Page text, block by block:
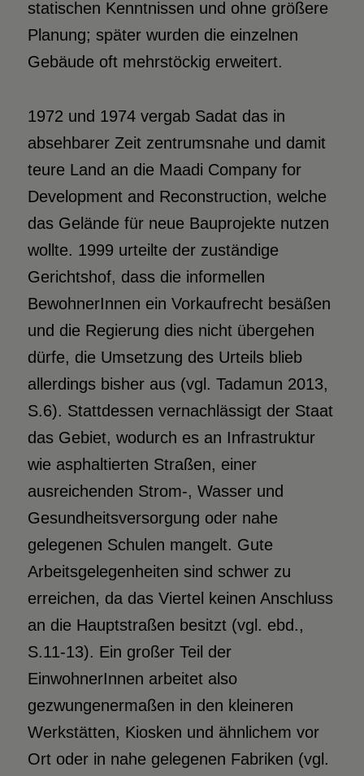
statischen Kenntnissen und ohne größere
Planung; später wurden die einzelnen
Gebäude oft mehrstöckig erweitert.
1972 und 1974 vergab Sadat das in
absehbarer Zeit zentrumsnahe und damit
teure Land an die Maadi Company for
Development and Reconstruction, welche
das Gelände für neue Bauprojekte nutzen
wollte. 1999 urteilte der zuständige
Gerichtshof, dass die informellen
BewohnerInnen ein Vorkaufrecht besäßen
und die Regierung dies nicht übergehen
dürfe, die Umsetzung des Urteils blieb
allerdings bisher aus (vgl. Tadamun 2013,
S.6). Stattdessen vernachlässigt der Staat
das Gebiet, wodurch es an Infrastruktur
wie asphaltierten Straßen, einer
ausreichenden Strom-, Wasser und
Gesundheitsversorgung oder nahe
gelegenen Schulen mangelt. Gute
Arbeitsgelegenheiten sind schwer zu
erreichen, da das Viertel keinen Anschluss
an die Hauptstraßen besitzt (vgl. ebd.,
S.11-13). Ein großer Teil der
EinwohnerInnen arbeitet also
gezwungenermaßen in den kleineren
Werkstätten, Kiosken und ähnlichem vor
Ort oder in nahe gelegenen Fabriken (vgl.